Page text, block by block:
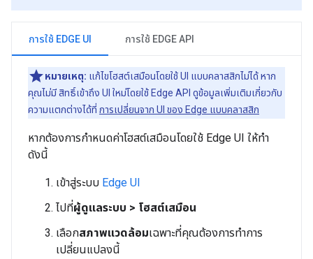
การใช้ EDGE UI การใช้ EDGE API
หมายเหตุ: แก้ไขโฮสต์เสมือนโดยใช้ UI แบบคลาสสิกไม่ได้ หาก
คุณไม่มี สิทธิ์เข้าถึง UI ใหม่โดยใช้ Edge API ดูข้อมูลเพิ่มเติมเกี่ยวกับ
ความแตกต่างได้ที่ การเปลี่ยนจาก UI ของ Edge แบบคลาสสิก
หากต้องการกำหนดค่าโฮสต์เสมือนโดยใช้ Edge UI ให้ทำ
ดังนี้
เข้าสู่ระบบ Edge UI
ไปที่ผู้ดูแลระบบ > โฮสต์เสมือน
เลือกสภาพแวดล้อมเฉพาะที่คุณต้องการทำการ
เปลี่ยนแปลงนี้